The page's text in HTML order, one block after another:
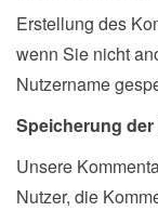
Erstellung des
wenn Sie nicht
Nutzername
Speicherung
Unsere
Nutzer, die